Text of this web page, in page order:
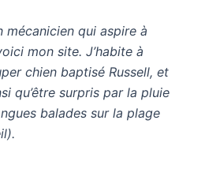
mécanicien qui aspire à
mon site. J’habite à
chien baptisé Russell, et
qu’être surpris par la pluie
balades sur la plage